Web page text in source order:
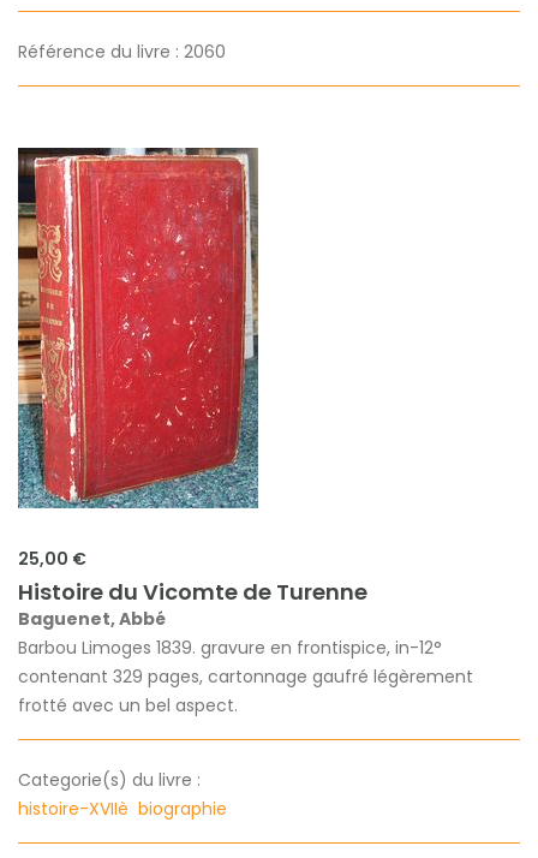
Référence du livre : 2060
25,00 €
Histoire du Vicomte de Turenne
Baguenet, Abbé
Barbou Limoges 1839. gravure en frontispice, in-12°
contenant 329 pages, cartonnage gaufré légèrement
frotté avec un bel aspect.
Categorie(s) du livre :
histoire-XVIIè biographie